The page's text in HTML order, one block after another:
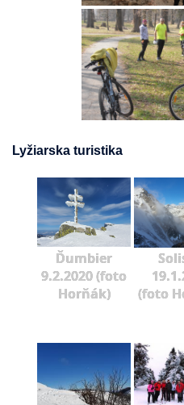
Lyžiarska turistika
Ďumbier
9.2.2020 (foto
Horňák)
(foto